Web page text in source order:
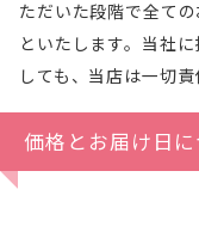
ただいた段階で全て
といたします。当社
しても、当店は一切
価格とお届け日に